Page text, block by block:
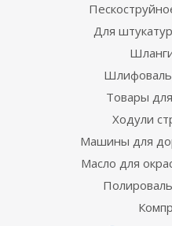
Для
Товары
Ходули
Машины для
Масло для